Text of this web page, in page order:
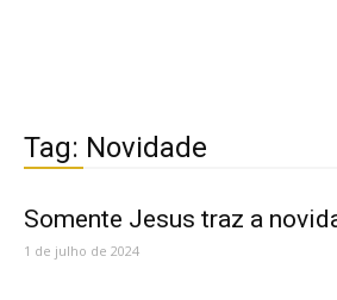
Tag: Novidade
Somente Jesus traz a
1 de julho de 2024